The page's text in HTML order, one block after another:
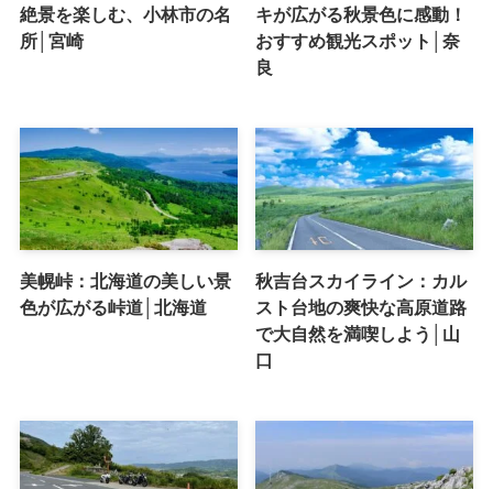
絶景を楽しむ、小林市の名
所│宮崎
キが広がる秋景色に感動！
おすすめ観光スポット│奈
良
美幌峠：北海道の美しい景
色が広がる峠道│北海道
秋吉台スカイライン：カル
スト台地の爽快な高原道路
で大自然を満喫しよう│山
口